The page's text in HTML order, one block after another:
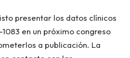
presentar los datos clínicos
en un próximo congreso
a publicación. La